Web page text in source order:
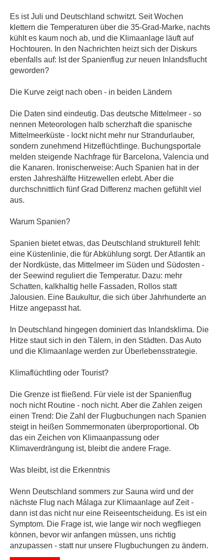
Es ist Juli und Deutschland schwitzt. Seit Wochen
klettern die Temperaturen über die 35-Grad-Marke, nachts
kühlt es kaum noch ab, und die Klimaanlage läuft auf
Hochtouren. In den Nachrichten heizt sich der Diskurs
ebenfalls auf: Ist der Spanienflug zur neuen Inlandsflucht
geworden?
Die Kurve zeigt nach oben - in beiden Ländern
Die Daten sind eindeutig. Das deutsche Mittelmeer - so
nennen Meteorologen halb scherzhaft die spanische
Mittelmeerküste - lockt nicht mehr nur Strandurlauber,
sondern zunehmend Hitzeflüchtlinge. Buchungsportale
melden steigende Nachfrage für Barcelona, Valencia und
die Kanaren. Ironischerweise: Auch Spanien hat in der
ersten Jahreshälfte Hitzewellen erlebt. Aber die
durchschnittlich fünf Grad Differenz machen gefühlt viel
aus.
Warum Spanien?
Spanien bietet etwas, das Deutschland strukturell fehlt:
eine Küstenlinie, die für Abkühlung sorgt. Der Atlantik an
der Nordküste, das Mittelmeer im Süden und Südosten -
der Seewind reguliert die Temperatur. Dazu: mehr
Schatten, kalkhaltig helle Fassaden, Rollos statt
Jalousien. Eine Baukultur, die sich über Jahrhunderte an
Hitze angepasst hat.
In Deutschland hingegen dominiert das Inlandsklima. Die
Hitze staut sich in den Tälern, in den Städten. Das Auto
und die Klimaanlage werden zur Überlebensstrategie.
Klimaflüchtling oder Tourist?
Die Grenze ist fließend. Für viele ist der Spanienflug
noch nicht Routine - noch nicht. Aber die Zahlen zeigen
einen Trend: Die Zahl der Flugbuchungen nach Spanien
steigt in heißen Sommermonaten überproportional. Ob
das ein Zeichen von Klimaanpassung oder
Klimaverdrängung ist, bleibt die andere Frage.
Was bleibt, ist die Erkenntnis
Wenn Deutschland sommers zur Sauna wird und der
nächste Flug nach Málaga zur Klimaanlage auf Zeit -
dann ist das nicht nur eine Reiseentscheidung. Es ist ein
Symptom. Die Frage ist, wie lange wir noch wegfliegen
können, bevor wir anfangen müssen, uns richtig
anzupassen - statt nur unsere Flugbuchungen zu ändern.